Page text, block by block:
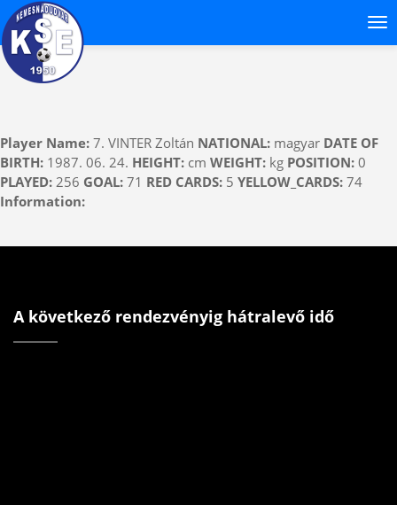
Player Name: 7. VINTER Zoltán NATIONAL: magyar DATE OF
BIRTH: 1987. 06. 24. HEIGHT: cm WEIGHT: kg POSITION: 0
PLAYED: 256 GOAL: 71 RED CARDS: 5 YELLOW_CARDS: 74
Information:
A következő rendezvényig hátralevő idő